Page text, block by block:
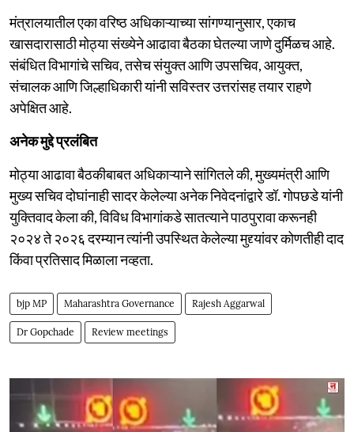
मंत्रालयातील एका वरिष्ठ अधिकाऱ्याच्या सांगण्यानुसार, एकाच
खासदारासाठी मोठ्या संख्येने आढावा बैठका घेतल्या जाणे दुर्मिळच आहे.
संबंधित विभागांचे सचिव, तसेच संयुक्त आणि उपसचिव, आयुक्त,
संचालक आणि जिल्हाधिकारी यांनी सविस्तर उत्तरांसह तयार राहणे
अपेक्षित आहे.
अनेक मुद्दे प्रलंबित
मोठ्या आढावा बैठकीबाबत अधिकाऱ्याने सांगितले की, मुख्यमंत्री आणि
मुख्य सचिव दोघांनाही सादर केलेल्या अनेक निवेदनांद्वारे डॉ. गोपछडे यांनी
युक्तिवाद केला की, विविध विभागांकडे सातत्याने पाठपुरावा करूनही
२०२४ ते २०२६ दरम्यान त्यांनी उपस्थित केलेल्या मुद्द्यांवर कोणतीही दाद
किंवा प्रतिसाद मिळाला नव्हता.
bjp MP Maharashtra Governance Rajesh Aggarwal
Dr Gopchade Review meetings